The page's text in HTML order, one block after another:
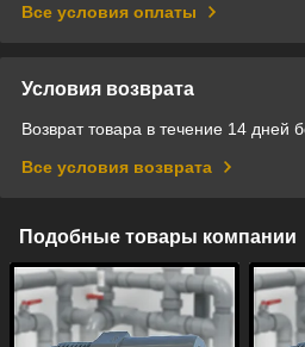
Все условия оплаты
Условия возврата
Возврат товара в течение 14 дней
Все условия возврата
Подобные товары компании